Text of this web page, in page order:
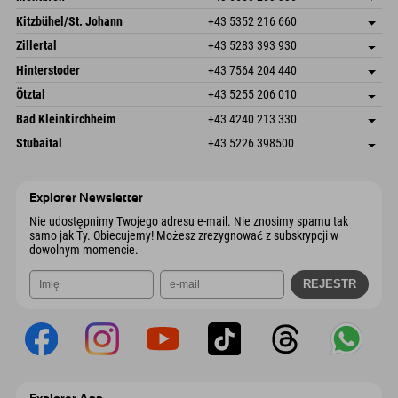
Dorfstr. 127b
6793 Gaschurn/Montafon
Austria
Zapisz adres
Informacje o przyjeździe
Książka
Kitzbühel/St. Johann +43 5352 216 660
Speckbacherstraße 87
Austria
Zapisz adres
Książka
Zillertal +43 5283 393 930
Schmiedau 2
6272 Kaltenbach im Zillertal
Austria
Zapisz adres
Informacje o przyjeździe
Książka
Hinterstoder +43 7564 204 440
Freizeitpark 10
Austria
Zapisz adres
Książka
Ötztal +43 5255 206 010
Gscheat 14
6441 Umhausen
Austria
Zapisz adres
Informacje o przyjeździe
Książka
Bad Kleinkirchheim +43 4240 213 330
Dorfstraße 24
Zapisz adres
Stubaital +43 5226 398500
Explorer Newsletter
Nie udostępnimy Twojego adresu e-mail. Nie znosimy spamu tak
samo jak Ty. Obiecujemy! Możesz zrezygnować z subskrypcji w
dowolnym momencie.